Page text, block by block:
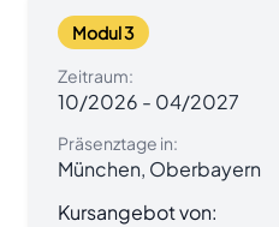
Modul 3
Zeitraum:
10/2026 - 04/2027
Präsenztage in:
München, Oberbayern
Kursangebot von: